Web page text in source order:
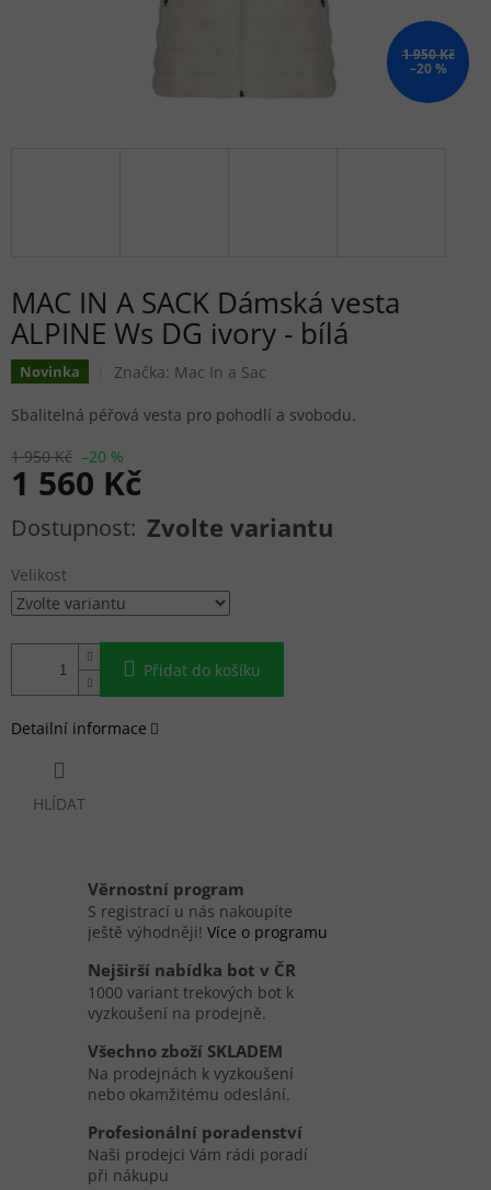
1 950 Kč
–20 %
MAC IN A SACK Dámská vesta
ALPINE Ws DG ivory - bílá
Novinka Značka: Mac In a Sac
1 950 Kč –20 %
1 560 Kč
Měrná cena: Zvolte variantu
Velikost
Přidat do košíku
Sbalitelná péřová vesta pro pohodlí a svobodu.
Detailní informace
HLÍDAT
Věrnostní program
S registrací u nás nakoupíte
ještě výhodněji! Více o programu
Nejširší nabídka bot v ČR
1000 variant trekových bot k
vyzkoušení na prodejně.
Všechno zboží SKLADEM
Na prodejnách k vyzkoušení
nebo okamžitému odeslání.
Profesionální poradenství
Naši prodejci Vám rádi poradí
při nákupu